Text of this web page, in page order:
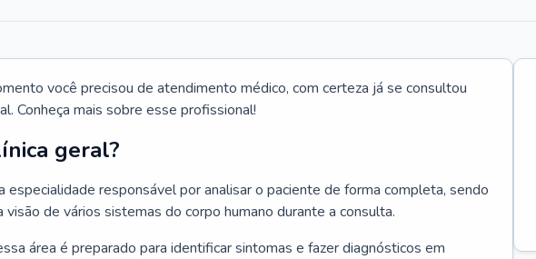
você precisou de atendimento médico, com certeza já se consultou
Conheça mais sobre esse profissional!
geral?
especialidade responsável por analisar o paciente de forma completa, sendo
visão de vários sistemas do corpo humano durante a consulta.
área é preparado para identificar sintomas e fazer diagnósticos em